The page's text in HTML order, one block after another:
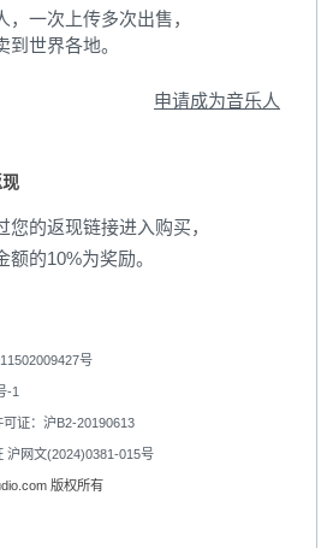
，一次上传多次出售，
世界各地。
申请成为音乐人
您的返现链接进入购买，
的10%为奖励。
号
-1
证：沪B2-20190613
沪网文(2024)0381-015号
版权所有